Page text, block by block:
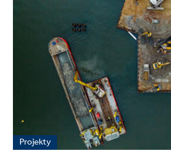
Projekty